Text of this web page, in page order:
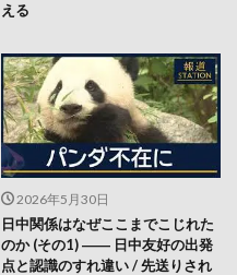
える
2026年5月30日
日中関係はなぜここまでこじれた
のか (その1) ―― 日中友好の出発
点と認識のすれ違い / 先送りされ